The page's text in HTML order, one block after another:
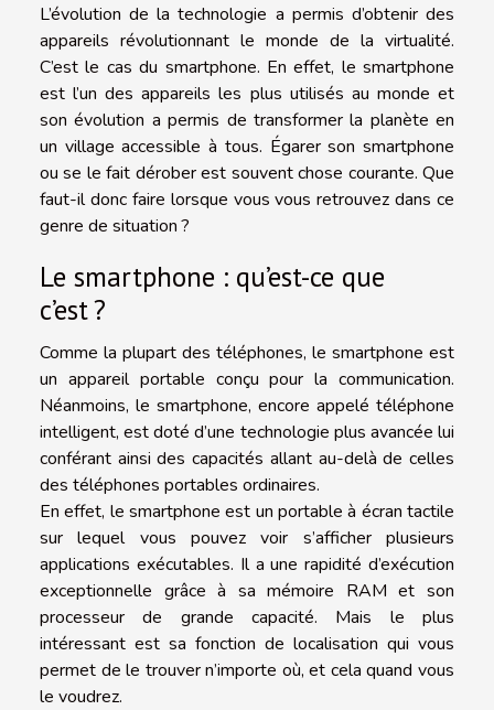
L’évolution de la technologie a permis d’obtenir des
appareils révolutionnant le monde de la virtualité.
C’est le cas du smartphone. En effet, le smartphone
est l’un des appareils les plus utilisés au monde et
son évolution a permis de transformer la planète en
un village accessible à tous. Égarer son smartphone
ou se le fait dérober est souvent chose courante. Que
faut-il donc faire lorsque vous vous retrouvez dans ce
genre de situation ?
Le smartphone : qu’est-ce que
c’est ?
Comme la plupart des téléphones, le smartphone est
un appareil portable conçu pour la communication.
Néanmoins, le smartphone, encore appelé téléphone
intelligent, est doté d’une technologie plus avancée lui
conférant ainsi des capacités allant au-delà de celles
des téléphones portables ordinaires.
En effet, le smartphone est un portable à écran tactile
sur lequel vous pouvez voir s’afficher plusieurs
applications exécutables. Il a une rapidité d’exécution
exceptionnelle grâce à sa mémoire RAM et son
processeur de grande capacité. Mais le plus
intéressant est sa fonction de localisation qui vous
permet de le trouver n’importe où, et cela quand vous
le voudrez.